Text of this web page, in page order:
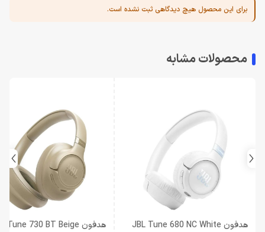
برای این محصول هیچ دیدگاهی ثبت نشده است.
محصولات مشابه
هدفون JBL Tune 680 NC White هدفون JBL Tune 730 BT Beige